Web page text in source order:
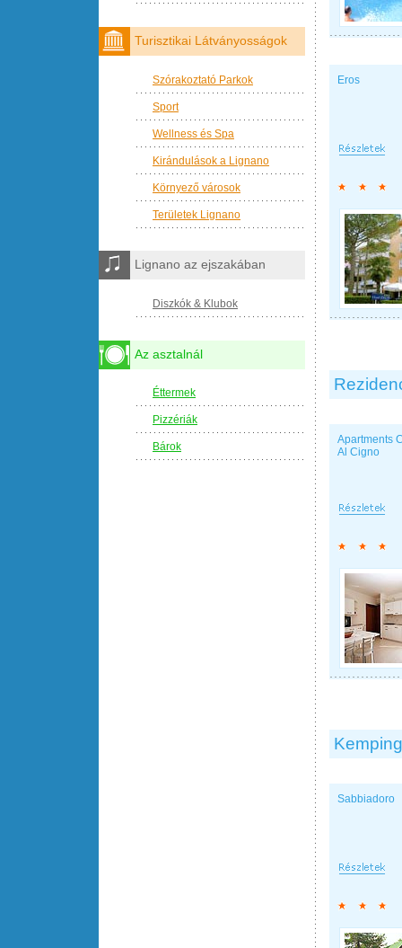
Eros
Apartments
Al Cigno
Sabbiadoro
Turisztikai Látványosságok
Szórakoztató Parkok
Sport
Wellness és Spa
Kirándulások a Lignano
Környező városok
Területek Lignano
Lignano az ejszakában
Diszkók & Klubok
Az asztalnál
Éttermek
Pizzériák
Bárok